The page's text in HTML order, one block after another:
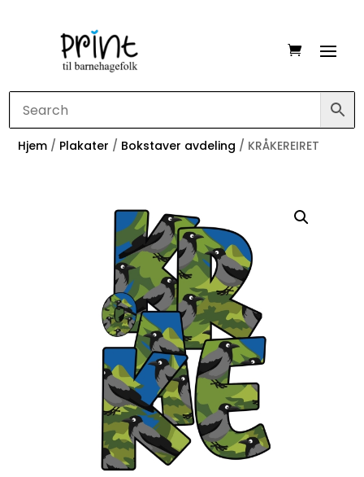
Hjem / Plakater / Bokstaver avdeling / KRÅKEREIRET